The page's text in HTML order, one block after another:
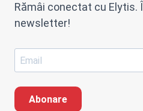
Rămâi conectat cu Elytis.
newsletter!
Abonare